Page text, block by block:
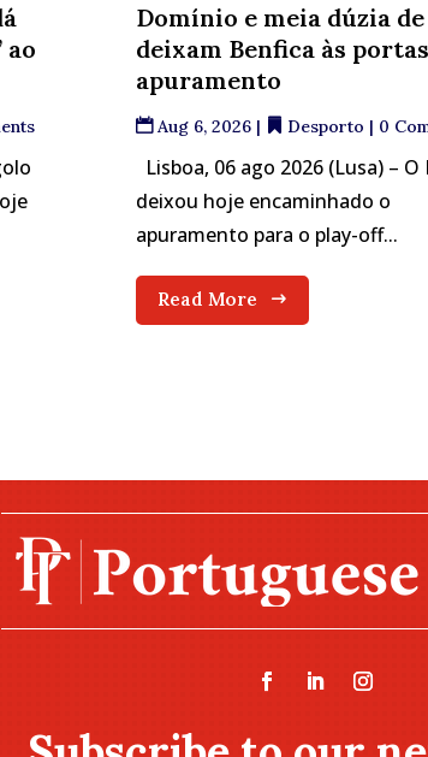
ao
Domínio e meia dúzia
deixam Benfica às
apuramento
Aug 6, 2026| Desporto | 0
Lisboa, 06 ago 2026 (Lusa) – O
deixou hoje encaminhado o
apuramento para o play-off...
Read More